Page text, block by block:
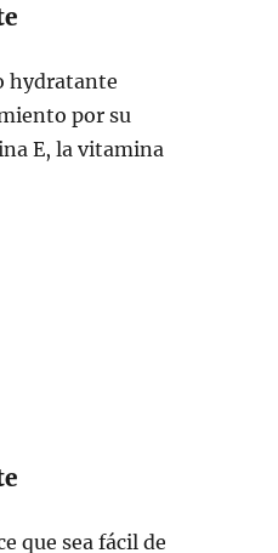
hydratante
por su
E, la vitamina
que sea fácil de